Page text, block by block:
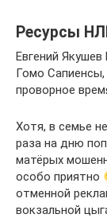
Ресурсы
Евгений
Гомо
проворное
Хотя, в семье
раза на дню
матёрых
особо приятно
отменной
вокзальной